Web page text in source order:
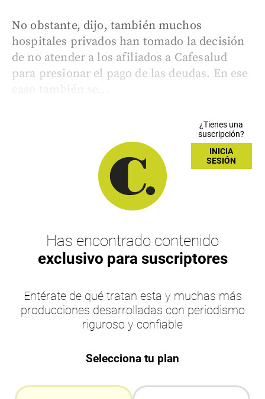
No obstante, dijo, también muchos
hospitales privados han tomado la decisión
de no atender a los afiliados a Cafesalud
para presionar el pago de las deudas. En ese
caso también se...
¿Tienes una
suscripción?
INICIA
SESIÓN
Has encontrado contenido
exclusivo para suscriptores
Entérate de qué tratan esta y muchas más
producciones desarrolladas con periodismo
riguroso y confiable
Selecciona tu plan